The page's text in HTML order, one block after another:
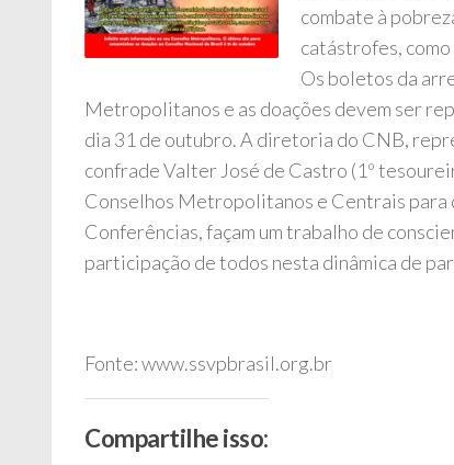
combate à
catástrofes,
Os boletos da
Metropolitanos e as doações devem ser
dia 31 de outubro. A diretoria do CNB,
confrade Valter José de Castro (1º
Conselhos Metropolitanos e Centrais para
Conferências, façam um trabalho de
participação de todos nesta dinâmica de
Fonte: www.ssvpbrasil.org.br
Compartilhe isso: